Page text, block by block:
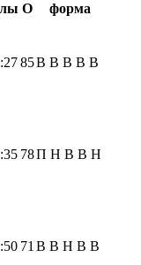
О форма
85В В В В В
78П Н В В Н
71 В В Н В В